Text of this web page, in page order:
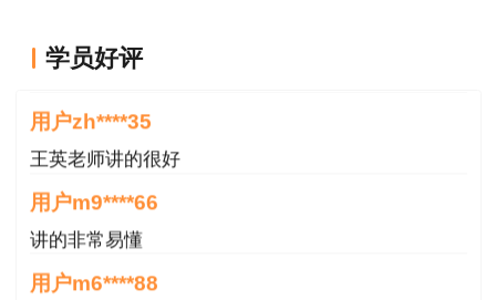
学员好评
用户zh****35
用户m9****66
讲的非常易懂
用户m6****88
老师的课讲的真好，谢谢王英老师
用户m4****68